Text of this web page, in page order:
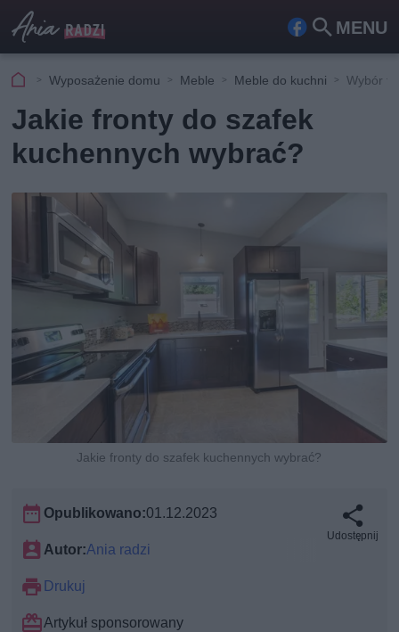
MENU
Fa
ook
Szu
kaj
Wyposażenie domu Meble Meble do kuchni Wybór
Jakie fronty do szafek
kuchennych wybrać?
Jakie fronty do szafek kuchennych wybrać?
Opublikowano:01.12.2023
Autor:Ania radzi
Drukuj
Artykuł sponsorowany
Udostępnij